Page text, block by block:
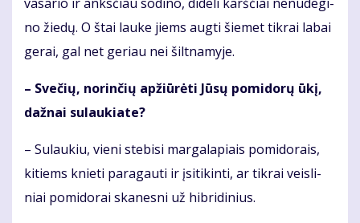
no žie­dų. O štai lau­ke jiems aug­ti šie­met tik­rai la­bai
ge­rai, gal net ge­riau nei šilt­na­my­je.
– Sve­čių, no­rin­čių ap­žiū­rė­ti Jū­sų po­mi­do­rų ūkį,
daž­nai su­lau­kia­te?
– Su­lau­kiu, vie­ni ste­bi­si mar­ga­la­piais po­mi­do­rais,
ki­tiems knie­ti pa­ra­gau­ti ir įsi­ti­kin­ti, ar tik­rai veis­li­
niai po­mi­do­rai ska­nes­ni už hib­ri­di­nius.